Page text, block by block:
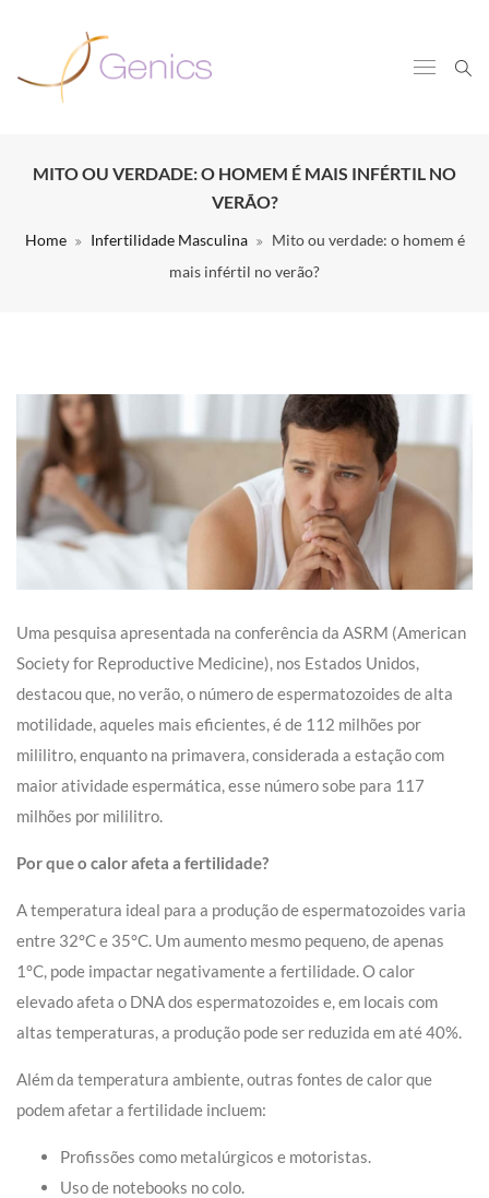
MITO OU VERDADE: O HOMEM É MAIS INFÉRTIL NO
VERÃO?
Home Infertilidade Masculina
Mito ou verdade: o homem é
mais infértil no verão?
Uma pesquisa apresentada na conferência da ASRM (American
Society for Reproductive Medicine), nos Estados Unidos,
destacou que, no verão, o número de espermatozoides de alta
motilidade, aqueles mais eficientes, é de 112 milhões por
mililitro, enquanto na primavera, considerada a estação com
maior atividade espermática, esse número sobe para 117
milhões por mililitro.
Por que o calor afeta a fertilidade?
A temperatura ideal para a produção de espermatozoides varia
entre 32°C e 35°C. Um aumento mesmo pequeno, de apenas
1°C, pode impactar negativamente a fertilidade. O calor
elevado afeta o DNA dos espermatozoides e, em locais com
altas temperaturas, a produção pode ser reduzida em até 40%.
Além da temperatura ambiente, outras fontes de calor que
podem afetar a fertilidade incluem:
Profissões como metalúrgicos e motoristas.
Uso de notebooks no colo.